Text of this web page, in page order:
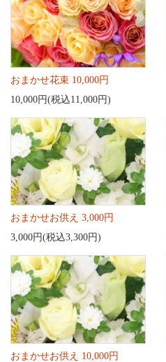
おまかせ花束 10,000円
10,000円(税込11,000円)
おまかせお供え 3,000円
3,000円(税込3,300円)
おまかせお供え 10,000円